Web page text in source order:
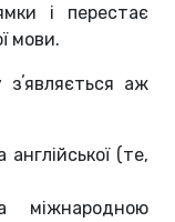
і перестає
мови.
аж
(те,